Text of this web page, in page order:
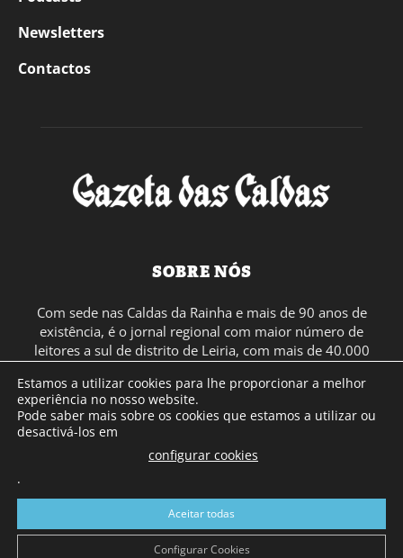
Newsletters
Contactos
SOBRE NÓS
Com sede nas Caldas da Rainha e mais de 90 anos de
existência, é o jornal regional com maior número de
leitores a sul de distrito de Leiria, com mais de 40.000
em Portugal Continental e assinatura online.
SIGA-NOS
Estamos a utilizar cookies para lhe proporcionar a melhor
experiência no nosso website.
Pode saber mais sobre os cookies que estamos a utilizar ou
desactivá-los em
configurar cookies
.
Aceitar todas
Configurar Cookies